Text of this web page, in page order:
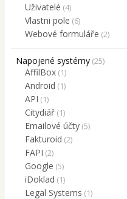
Uživatelé (4)
Vlastni pole (6)
Webové formuláře (2)
Napojené systémy (25)
AffilBox (1)
Android (1)
API (1)
Citydiář (1)
Emailové účty (5)
Fakturoid (2)
FAPI (2)
Google (5)
iDoklad (1)
Legal Systems (1)